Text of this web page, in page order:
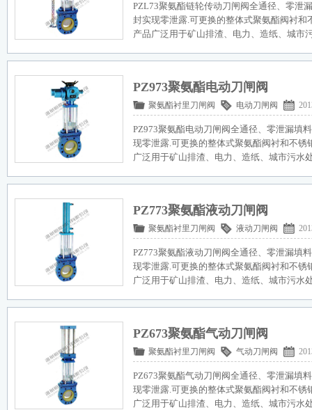
PZL73聚氨酯链轮传动刀闸阀全通径、零泄
封实现零泄露.可更换的整体式聚氨酯阀衬和
产品广泛用于矿山排渣、电力、造纸、城市
PZ973聚氨酯电动刀闸阀
聚氨酯衬里刀闸阀 电动刀闸阀
PZ973聚氨酯电动刀闸阀全通径、零泄漏填
现零泄露.可更换的整体式聚氨酯阀衬和不锈
广泛用于矿山排渣、电力、造纸、城市污水
PZ773聚氨酯液动刀闸阀
聚氨酯衬里刀闸阀 液动刀闸阀
PZ773聚氨酯液动刀闸阀全通径、零泄漏填
现零泄露.可更换的整体式聚氨酯阀衬和不锈
广泛用于矿山排渣、电力、造纸、城市污水
PZ673聚氨酯气动刀闸阀
聚氨酯衬里刀闸阀 气动刀闸阀
PZ673聚氨酯气动刀闸阀全通径、零泄漏填
现零泄露.可更换的整体式聚氨酯阀衬和不锈
广泛用于矿山排渣、电力、造纸、城市污水